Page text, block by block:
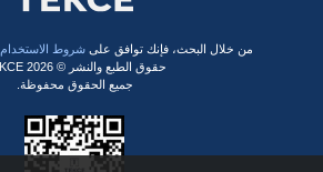
​من خلال البحث، فإنك توافق على شروط الاستخدام
حقوق الطبع والنشر © 2026 TEKCE
جميع الحقوق محفوظة.